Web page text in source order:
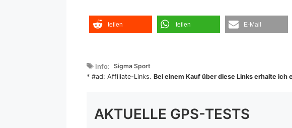
teilen teilen E-Mail
Schlagwörter
Sigma Sport
* #ad: Affiliate-Links. Bei einem Kauf über diese Links erhalte
AKTUELLE GPS-TESTS